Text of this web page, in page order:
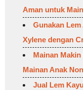
Aman untuk
Gunakan
Xylene dengan
Mainan
Mainan Anak
Jual Lem